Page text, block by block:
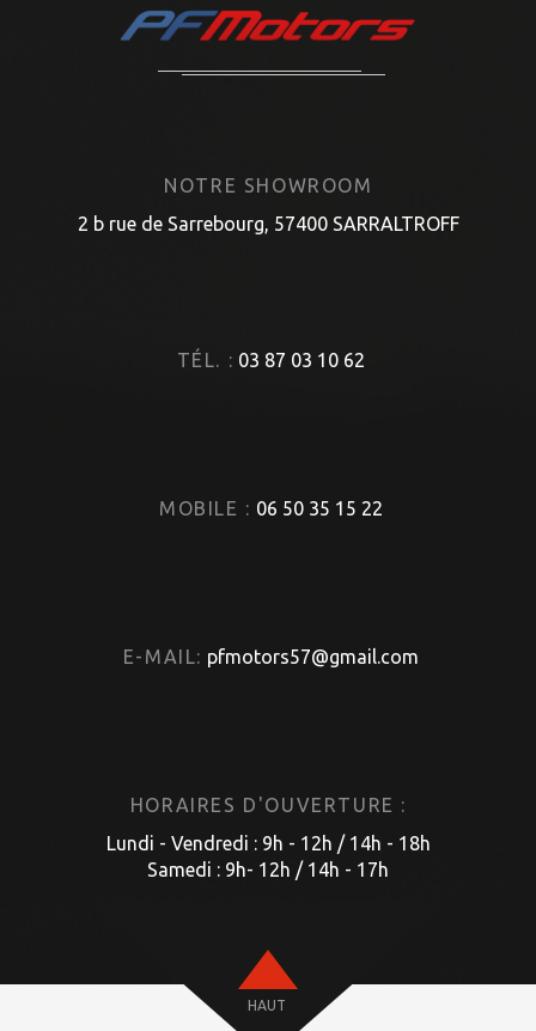
NOTRE SHOWROOM
2 b rue de Sarrebourg, 57400 SARRALTROFF
TÉL. : 03 87 03 10 62
MOBILE : 06 50 35 15 22
E-MAIL: pfmotors57@gmail.com
HORAIRES D'OUVERTURE :
Lundi - Vendredi : 9h - 12h / 14h - 18h
Samedi : 9h- 12h / 14h - 17h
HAUT